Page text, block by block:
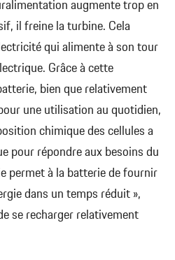
augmente trop en
il freine la turbine. Cela
qui alimente à son tour
Grâce à cette
bien que relativement
une utilisation au quotidien,
chimique des cellules a
pour répondre aux besoins du
permet à la batterie de fournir
dans un temps réduit »,
se recharger relativement